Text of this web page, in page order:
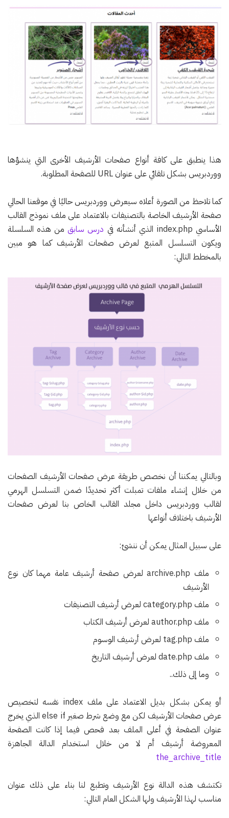
هذا ينطبق على كافة أنواع صفحات الأرشيف الأخرى التي ينشؤها
ووردبريس بشكل تلقائي على عنوان URL للصفحة المطلوبة.
كما تلاحظ من الصورة أعلاه سيعرض ووردبريس حاليًا في موقعنا الحالي
صفحة الأرشيف الخاصة بالتصنيفات بالاعتماد على ملف نموذج القالب
الأساسي index.php الذي أنشأنه في
درس سابق من هذه السلسلة
ويكون التسلسل المتبع لعرض صفحات الأرشيف كما هو مبين
بالمخطط التالي:
وبالتالي يمكننا أن نخصص طريقة عرض صفحات الأرشيف الصفحات
من خلال إنشاء ملفات تمبلت أكثر تحديدًا ضمن التسلسل الهرمي
لقالب ووردبريس داخل مجلد القالب الخاص بنا لعرض صفحات
الأرشيف باختلاف أنواعها
على سبيل المثال يمكن أن ننشئ:
ملف archive.php لعرض صفحة أرشيف عامة مهما كان نوع
الأرشيف
ملف category.php لعرض أرشيف التصنيفات
ملف author.php لعرض أرشيف الكتاب
ملف tag.php لعرض أرشيف الوسوم
ملف date.php لعرض أرشيف التاريخ
وما إلى ذلك..
أو يمكن بشكل بديل الاعتماد على ملف index نفسه لتخصيص
عرض صفحات الأرشيف لكن مع وضع شرط صغير else if الذي يخرج
عنوان الصفحة في أعلى الملف بعد فحص فيما إذا كانت الصفحة
المعروضة أرشيف أم لا من خلال استخدام الدالة الجاهزة
the_archive_title
تكتشف هذه الدالة نوع الأرشيف وتطبع لنا بناء على ذلك عنوان
مناسب لهذا الأرشيف ولها الشكل العام التالي: